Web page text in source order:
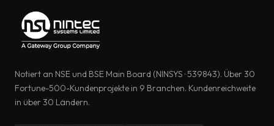
Notiert an NSE und BSE Main Board (NINSYS · 539843). Über 30
Fortune-500-Kundenprojekte in 9 Branchen. Kundenreichweite
in über 30 Ländern.